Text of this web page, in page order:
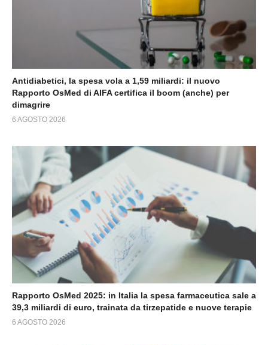
Antidiabetici, la spesa vola a 1,59 miliardi: il nuovo
Rapporto OsMed di AIFA certifica il boom (anche) per
dimagrire
6 AGOSTO 2026
Rapporto OsMed 2025: in Italia la spesa farmaceutica sale a
39,3 miliardi di euro, trainata da tirzepatide e nuove terapie
6 AGOSTO 2026